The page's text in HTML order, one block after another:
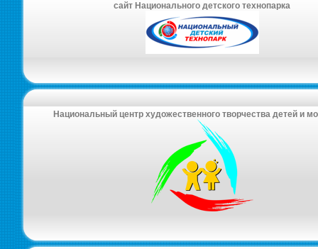
сайт Национального детского технопарка
Национальный центр художественного творчества детей и